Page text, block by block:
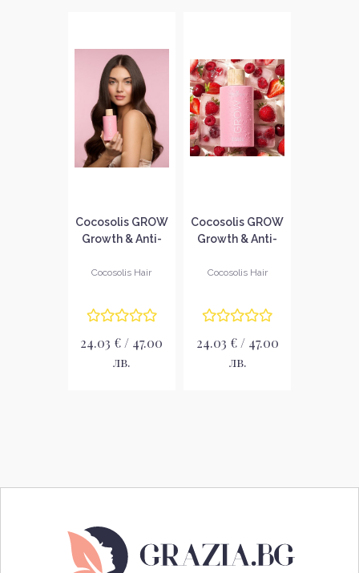
Cocosolis GROW
Growth & Anti-
Conditioner
растеж на
косата
Cocosolis Hair
24.03 € / 47.00
лв.
Cocosolis GROW
Growth & Anti-
Шампоан за
косата
Cocosolis Hair
24.03 € / 47.00
лв.